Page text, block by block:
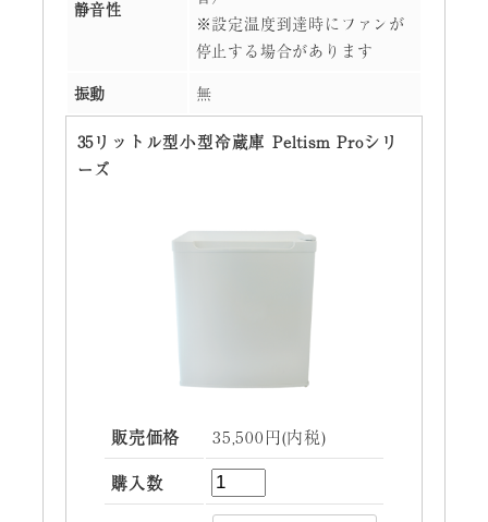
静音性
※設定温度到達時にファンが
停止する場合があります
振動
無
35リットル型小型冷蔵庫 Peltism Proシリ
ーズ
販売価格
35,500円(内税)
購入数